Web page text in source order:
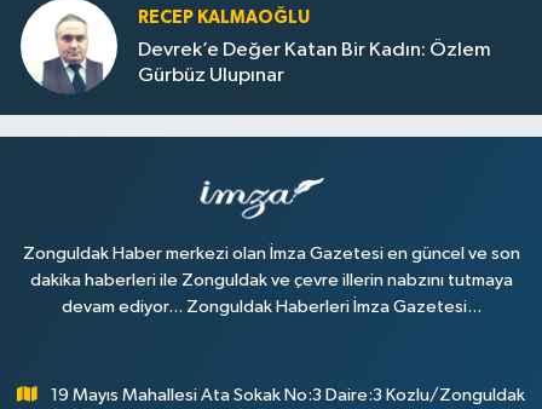
RECEP KALMAOĞLU
Devrek’e Değer Katan Bir Kadın: Özlem
Gürbüz Ulupınar
Zonguldak Haber merkezi olan İmza Gazetesi en güncel ve son
dakika haberleri ile Zonguldak ve çevre illerin nabzını tutmaya
devam ediyor... Zonguldak Haberleri İmza Gazetesi...
19 Mayıs Mahallesi Ata Sokak No:3 Daire:3 Kozlu/Zonguldak